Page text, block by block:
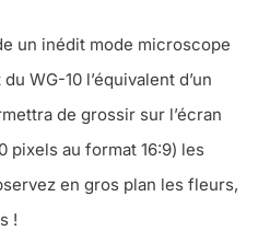
un inédit mode microscope
WG-10 l’équivalent d’un
de grossir sur l’écran
pixels au format 16:9) les
en gros plan les fleurs,
!